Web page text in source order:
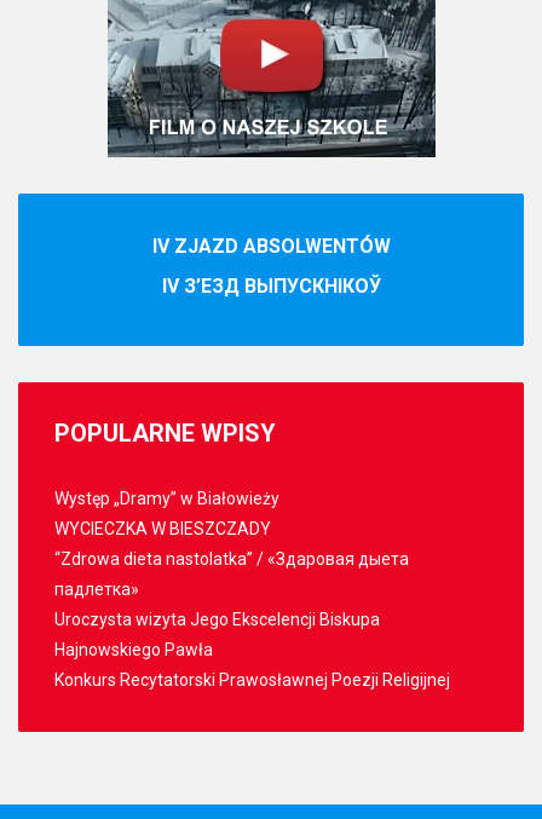
IV ZJAZD ABSOLWENTÓW
IV З’ЕЗД ВЫПУСКНІКОЎ
POPULARNE WPISY
Występ „Dramy” w Białowieży
WYCIECZKA W BIESZCZADY
“Zdrowa dieta nastolatka” / «Здаровая дыета
падлетка»
Uroczysta wizyta Jego Ekscelencji Biskupa
Hajnowskiego Pawła
Konkurs Recytatorski Prawosławnej Poezji Religijnej